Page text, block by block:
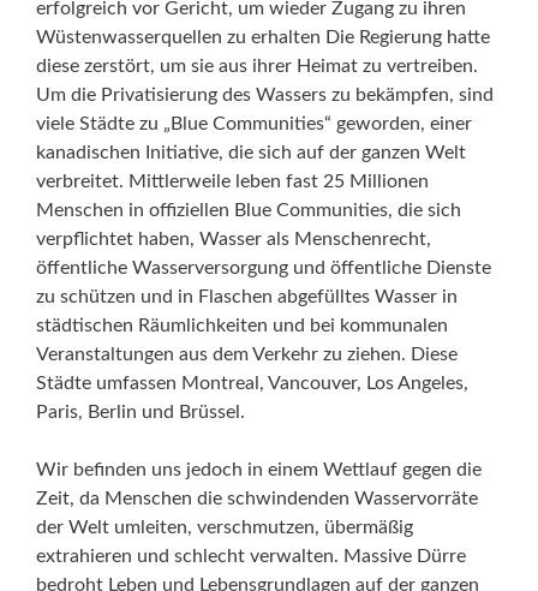
erfolgreich vor Gericht, um wieder Zugang zu ihren
Wüstenwasserquellen zu erhalten Die Regierung hatte
diese zerstört, um sie aus ihrer Heimat zu vertreiben.
Um die Privatisierung des Wassers zu bekämpfen, sind
viele Städte zu „Blue Communities“ geworden, einer
kanadischen Initiative, die sich auf der ganzen Welt
verbreitet. Mittlerweile leben fast 25 Millionen
Menschen in offiziellen Blue Communities, die sich
verpflichtet haben, Wasser als Menschenrecht,
öffentliche Wasserversorgung und öffentliche Dienste
zu schützen und in Flaschen abgefülltes Wasser in
städtischen Räumlichkeiten und bei kommunalen
Veranstaltungen aus dem Verkehr zu ziehen. Diese
Städte umfassen Montreal, Vancouver, Los Angeles,
Paris, Berlin und Brüssel.
Wir befinden uns jedoch in einem Wettlauf gegen die
Zeit, da Menschen die schwindenden Wasservorräte
der Welt umleiten, verschmutzen, übermäßig
extrahieren und schlecht verwalten. Massive Dürre
bedroht Leben und Lebensgrundlagen auf der ganzen